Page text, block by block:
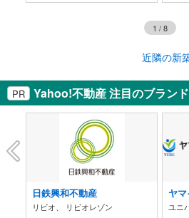
1 /8
近隣の新
PR Yahoo!不動産 注目のブランド
日鉄興和不動産
リビオ、 リビオレゾン
ヤ
ユニ